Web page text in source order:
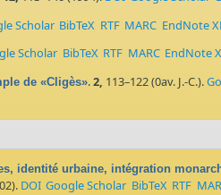
Scholar BibTeX RTF MARC EndNote
Scholar BibTeX RTF MARC EndNote
de «Cligès».2, 113–122 (0av. J.-C.).
identité urbaine, intégration
DOI Google Scholar BibTeX RTF